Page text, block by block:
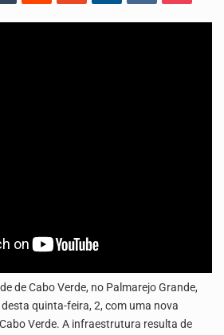
de Cabo Verde, no Palmarejo Grande,
quinta-feira, 2, com uma nova
Verde. A infraestrutura resulta de